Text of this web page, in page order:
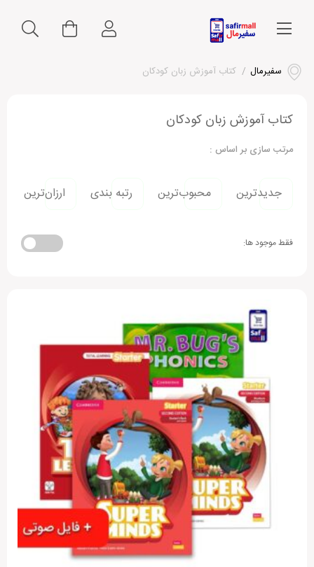
سفیرمال / کتاب آموزش زبان کودکان
کتاب آموزش زبان کودکان
مرتب سازی بر اساس :
جدیدترین محبوب‌ترین رتبه بندی ارزان‌ترین
فقط موجود ها: